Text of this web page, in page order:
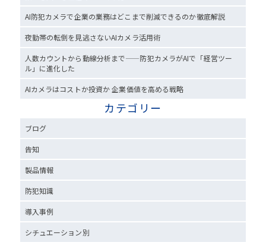
AI防犯カメラで企業の業務はどこまで削減できるのか徹底解説
夜勤帯の転倒を見逃さないAIカメラ活用術
人数カウントから動線分析まで——防犯カメラがAIで「経営ツー
ル」に進化した
AIカメラはコストか投資か 企業価値を高める戦略
カテゴリー
ブログ
告知
製品情報
防犯知識
導入事例
シチュエーション別